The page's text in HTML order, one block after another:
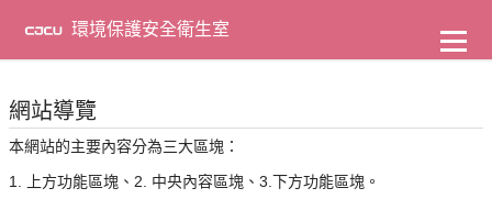
主
容
環境保護安全衛生室
網站導覽
本網站的主要內容分為三大區塊：
1. 上方功能區塊、2. 中央內容區塊、3.下方功能區塊。